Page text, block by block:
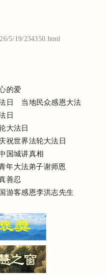
5/19/234350.html
的爱
日 当地民众感恩大法
日
大法日
祝世界法轮大法日
国城讲真相
年大法弟子谢师恩
善忍
游客感恩李洪志先生